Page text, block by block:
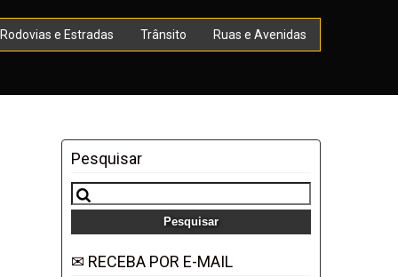
Rodovias e Estradas Trânsito Ruas e Avenidas
Pesquisar
Pesquisar
por:
✉ RECEBA POR E-MAIL